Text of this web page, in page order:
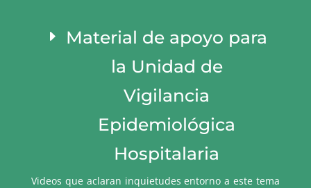
Material de apoyo para
la Unidad de
Vigilancia
Epidemiológica
Hospitalaria
Videos que aclaran inquietudes entorno a este tema